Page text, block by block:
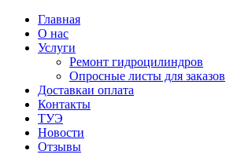
Главная
О нас
Услуги
Ремонт гидроцилиндров
Опросные листы для заказов
Доставкаи оплата
Контакты
ТУЭ
Новости
Отзывы